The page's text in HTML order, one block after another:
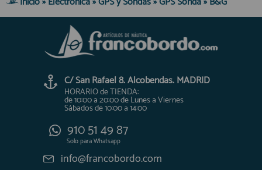
C/ San Rafael 8. Alcobendas. MADRID
HORARIO de TIENDA:
de 10:00 a 20:00 de Lunes a Viernes
Sábados de 10:00 a 14:00
910 51 49 87
Solo paraWhatsapp
info@francobordo.com